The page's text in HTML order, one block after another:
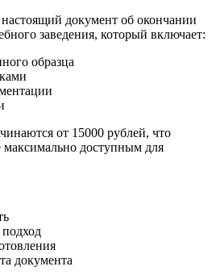
документ об окончании
заведения, который включает:
образца
от 15000 рублей, что
максимально доступным для
документа